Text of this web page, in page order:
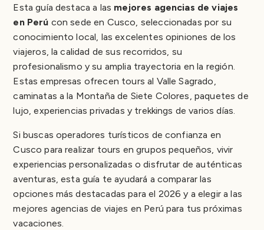
Esta guía destaca a las mejores agencias de viajes
en Perú con sede en Cusco, seleccionadas por su
conocimiento local, las excelentes opiniones de los
viajeros, la calidad de sus recorridos, su
profesionalismo y su amplia trayectoria en la región.
Estas empresas ofrecen tours al Valle Sagrado,
caminatas a la Montaña de Siete Colores, paquetes de
lujo, experiencias privadas y trekkings de varios días.
Si buscas operadores turísticos de confianza en
Cusco para realizar tours en grupos pequeños, vivir
experiencias personalizadas o disfrutar de auténticas
aventuras, esta guía te ayudará a comparar las
opciones más destacadas para el 2026 y a elegir a las
mejores agencias de viajes en Perú para tus próximas
vacaciones.
Precios promedio de los tours en Cusco (2026)
City Tours en Cusco
Tours al Valle Sagrado
Montaña de Siete Colores
Precios del Camino Inca
Precios del Salkantay y alternativas
Tours privados a Machu Picchu
Paquetes de viaje personalizados por Perú
Por qué muchos viajeros prefieren operadores
locales
Mejor conexión cultural
Servicio más personalizado
Mayor conocimiento local
Apoyo a las comunidades locales
Grupos más pequeños y experiencias auténticas